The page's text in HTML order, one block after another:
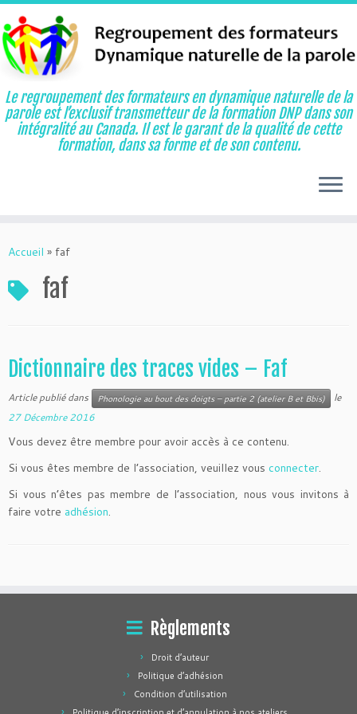
au
Le regroupement des formateurs en dynamique naturelle de la
parole est l’exclusif transmetteur de la formation DNP dans son
intégralité au Canada. Il est le garant de la qualité de cette
formation, dans sa forme et de son contenu.
Accueil » faf
faf
Dictionnaire des traces vides – Faf
Article publié dans Phonologie au bout des doigts – partie 2 (atelier B et Bbis)
le
27 Décembre 2016
Vous devez être membre pour avoir accès à ce contenu.
Si vous êtes membre de l’association, veuillez vous connecter.
Si vous n’êtes pas membre de l’association, nous vous invitons à
faire votre adhésion.
Règlements
Droit d’auteur
Politique d’adhésion
Condition d’utilisation